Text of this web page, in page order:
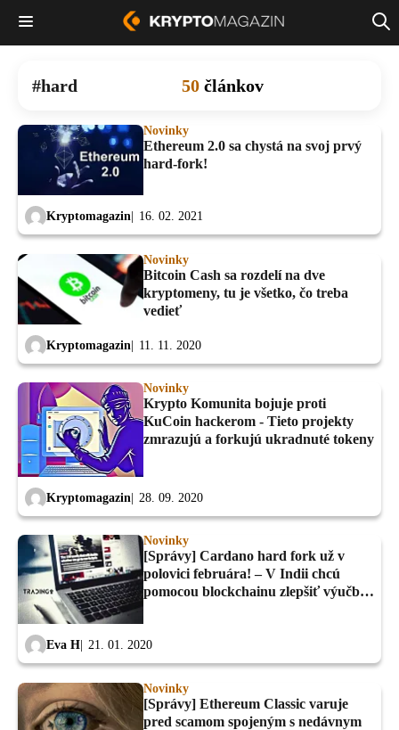
hard 50 článkov
Novinky
Ethereum 2.0 sa chystá na svoj prvý
hard-fork!
Kryptomagazin 16. 02. 2021
Novinky
Bitcoin Cash sa rozdelí na dve
kryptomeny, tu je všetko, čo treba
vedieť
Kryptomagazin 11. 11. 2020
Novinky
Krypto Komunita bojuje proti
KuCoin hackerom - Tieto projekty
zmrazujú a forkujú ukradnuté tokeny
Kryptomagazin 28. 09. 2020
Novinky
[Správy] Cardano hard fork už v
polovici februára! – V Indii chcú
pomocou blockchainu zlepšiť výučbu
Eva H 21. 01. 2020
Novinky
[Správy] Ethereum Classic varuje
pred scamom spojeným s nedávnym